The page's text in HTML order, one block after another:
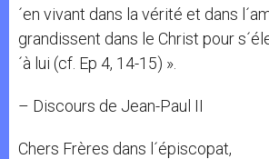
´en vivant dans la vérité et dans
grandissent dans le Christ pour
´à lui (cf. Ep 4, 14-15) ».
– Discours de Jean-Paul II
Chers Frères dans l´épiscopat,